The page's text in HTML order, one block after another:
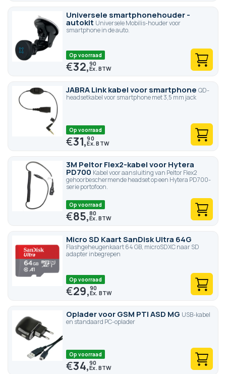
Universele smartphonehouder -
autokit Universele Mobilis-houder voor
smartphone in de auto.
Op voorraad
€32,90
JABRA Link kabel voor smartphone QD-
headsetkabel voor smartphone met 3,5 mm jack
Op voorraad
€31,90
3M Peltor Flex2-kabel voor Hytera
PD700 Kabel voor aansluiting van Peltor Flex2
gehoorbeschermende headset op een Hytera PD700-
serie portofoon.
Op voorraad
€85,80
Micro SD Kaart SanDisk Ultra 64G
Flashgeheugenkaart 64 GB, microSDXC naar SD
adapter inbegrepen
Op voorraad
€29,90
Oplader voor GSM PTI ASD MG USB-kabel
en standaard PC-oplader
Op voorraad
€34,90